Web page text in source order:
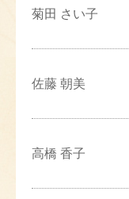
菊田 さい子
佐藤 朝美
高橋 香子